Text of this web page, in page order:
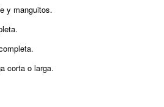
y manguitos.
corta o larga.